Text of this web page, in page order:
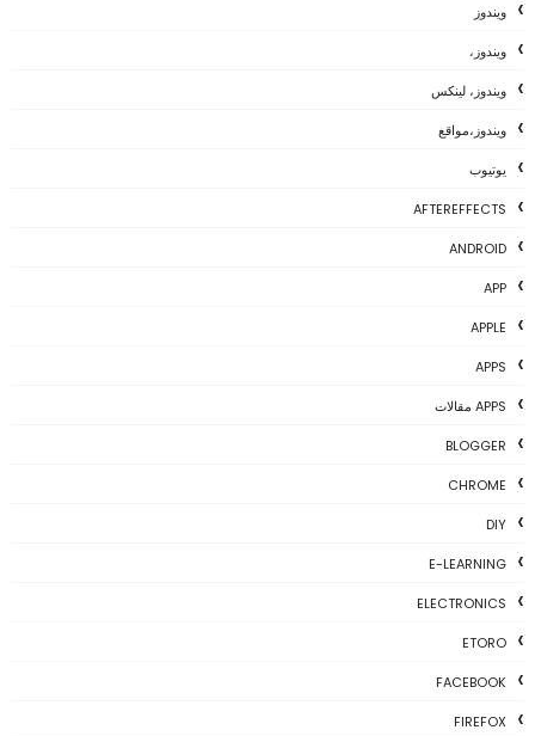
ويندوز
ويندوز،
ويندوز، لينكس
ويندوز،مواقع
يوتيوب
AFTEREFFECTS
ANDROID
APP
APPLE
APPS
APPS مقالات
BLOGGER
CHROME
DIY
E-LEARNING
ELECTRONICS
ETORO
FACEBOOK
FIREFOX